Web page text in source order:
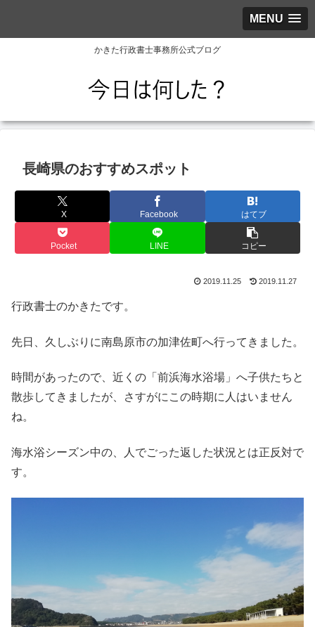
MENU
かきた行政書士事務所公式ブログ
長崎県のおすすめスポット
X Facebook はてブ
Pocket LINE コピー
2019.11.25 2019.11.27
行政書士のかきたです。
先日、久しぶりに南島原市の加津佐町へ行ってきました。
時間があったので、近くの「前浜海水浴場」へ子供たちと
散歩してきましたが、さすがにこの時期に人はいません
ね。
海水浴シーズン中の、人でごった返した状況とは正反対で
す。